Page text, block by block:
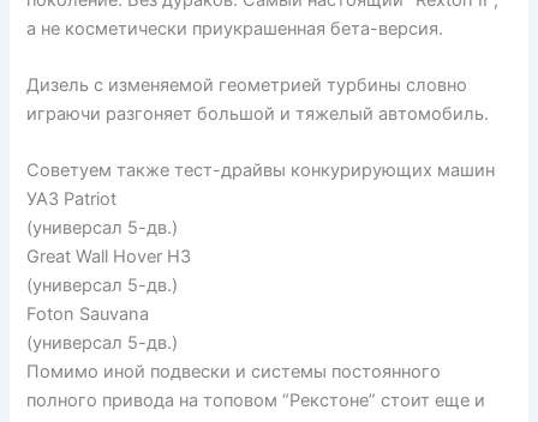
а не косметически приукрашенная бета-версия.
Дизель с изменяемой геометрией турбины словно
играючи разгоняет большой и тяжелый автомобиль.
Советуем также тест-драйвы конкурирующих машин
УАЗ Patriot
(универсал 5-дв.)
Great Wall Hover H3
(универсал 5-дв.)
Foton Sauvana
(универсал 5-дв.)
Помимо иной подвески и системы постоянного
полного привода на топовом “Рекстоне” стоит еще и